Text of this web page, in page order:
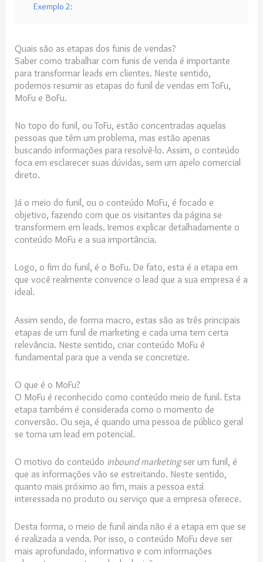
Exemplo 2:
Quais são as etapas dos funis de vendas?
Saber como trabalhar com funis de venda é importante
para transformar leads em clientes. Neste sentido,
podemos resumir as etapas do funil de vendas em ToFu,
MoFu e BoFu.
No topo do funil, ou ToFu, estão concentradas aquelas
pessoas que têm um problema, mas estão apenas
buscando informações para resolvê-lo. Assim, o conteúdo
foca em esclarecer suas dúvidas, sem um apelo comercial
direto.
Já o meio do funil, ou o conteúdo MoFu, é focado e
objetivo, fazendo com que os visitantes da página se
transformem em leads. Iremos explicar detalhadamente o
conteúdo MoFu e a sua importância.
Logo, o fim do funil, é o BoFu. De fato, esta é a etapa em
que você realmente convence o lead que a sua empresa é a
ideal.
Assim sendo, de forma macro, estas são as três principais
etapas de um funil de marketing e cada uma tem certa
relevância. Neste sentido, criar conteúdo MoFu é
fundamental para que a venda se concretize.
O que é o MoFu?
O MoFu é reconhecido como conteúdo meio de funil. Esta
etapa também é considerada como o momento de
conversão. Ou seja, é quando uma pessoa de público geral
se torna um lead em potencial.
O motivo do conteúdo inbound marketingser um funil, é
que as informações vão se estreitando. Neste sentido,
quanto mais próximo ao fim, mais a pessoa está
interessada no produto ou serviço que a empresa oferece.
Desta forma, o meio de funil ainda não é a etapa em que se
é realizada a venda. Por isso, o conteúdo MoFu deve ser
mais aprofundado, informativo e com informações